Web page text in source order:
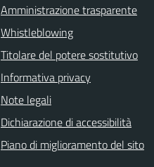
Amministrazione trasparente
Whistleblowing
Titolare del potere sostitutivo
Informativa privacy
Note legali
Dichiarazione di accessibilità
Piano di miglioramento del sito